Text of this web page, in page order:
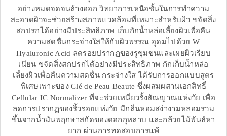
อย่างหมดจดจนล้างออก วิทยาการเหนือชั้นในการทำความ
สะอาดผิวจะช่วยสร้างสภาพแวดล้อมที่เหมาะสำหรับผิว ขจัดสิ่ง
สกปรกได้อย่างมีประสิทธิภาพ เก็บกักน้ำหล่อเลี้ยงผิวเพื่อคืน
ความสดชื่นกระจ่างใสให้กับผิวพรรณ อุดมไปด้วย W
Hyaluronic Acid ลดรอยปรากฏของรูขุมขนและเผยผิวเรียบ
เนียน ขจัดสิ่งสกปรกได้อย่างมีประสิทธิภาพ กักเก็บน้ำหล่อ
เลี้ยงผิวเพื่อคืนความสดชื่น กระจ่างใส ได้รับการออกแบบสูตร
พิเศษเพาะของ Clé de Peau Beaute ซึ่งผสมผสานเอกสิทธิ์
Cellular IC Normalizer ที่จะช่วยเหนี่ยวรั้งสัณญาณแห่งวัย เพื่อ
ลดการปรากฏของริ้วรอยแห่งวัย มีกลิ่นหอมสง่างามหลอมรวม
ขึ้นจากน้ำมันพฤกษาสกัดของดอกกุหลาบ และกล้วยไม้พันธ์หา
ยาก ผ่านการทดสอบการแพ้